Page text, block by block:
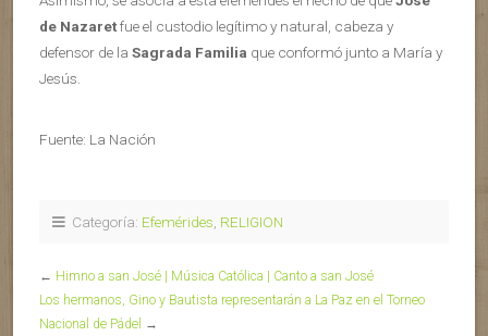
de Nazaretfue el custodio legítimo y natural, cabeza y
defensor de la Sagrada Familia que conformó junto a María y
Jesús.
Fuente: La Nación
Categoría: Efemérides RELIGION
← Himno a san José | Música Católica | Canto a san José
Los hermanos, Gino y Bautista representarán a La Paz en el Torneo
Nacional de Pádel →